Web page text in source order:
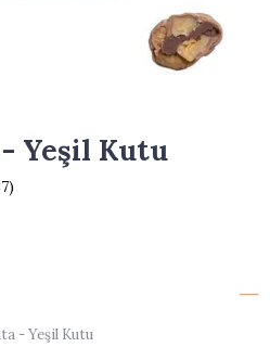
Yeşil Kutu
- Yeşil Kutu